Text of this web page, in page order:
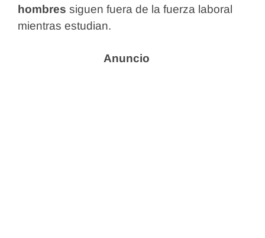
hombres siguen fuera de la fuerza laboral
mientras estudian.